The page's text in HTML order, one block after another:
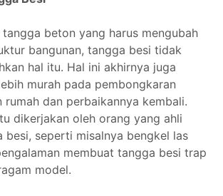
beton yang harus mengubah
bangunan, tangga besi tidak
hal itu. Hal ini akhirnya juga
murah pada pembongkaran
rumah dan perbaikannya kembali.
dikerjakan oleh orang yang ahli
besi, seperti misalnya bengkel las
membuat tangga besi trap
model.